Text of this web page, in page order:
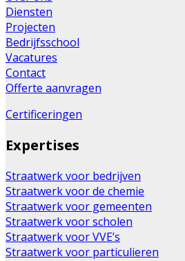
Diensten
Projecten
Bedrijfsschool
Vacatures
Contact
Offerte aanvragen
Certificeringen
Expertises
Straatwerk voor bedrijven
Straatwerk voor de chemie
Straatwerk voor gemeenten
Straatwerk voor scholen
Straatwerk voor VVE’s
Straatwerk voor particulieren